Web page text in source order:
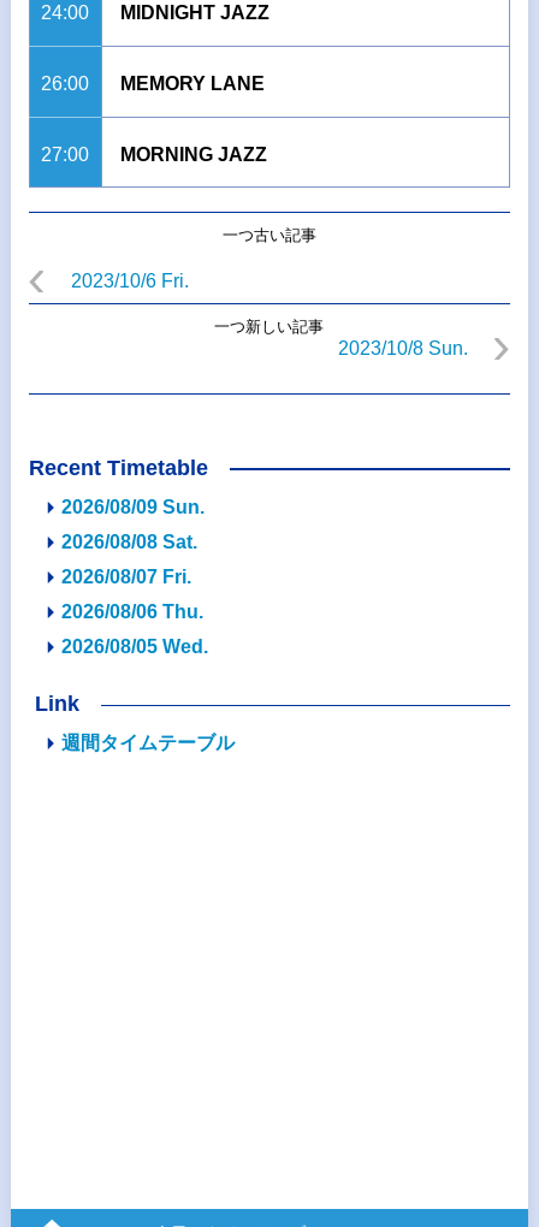
24:00 MIDNIGHT JAZZ
26:00 MEMORY LANE
27:00 MORNING JAZZ
一つ古い記事
2023/10/6 Fri.
一つ新しい記事
2023/10/8 Sun.
Recent Timetable
2026/08/09 Sun.
2026/08/08 Sat.
2026/08/07 Fri.
2026/08/06 Thu.
2026/08/05 Wed.
Link
週間タイムテーブル